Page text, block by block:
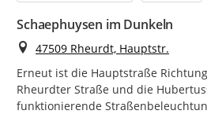
Schaephuysen im Dunkeln
Ort
47509 Rheurdt, Hauptstr.
Erneut ist die Hauptstraße
Rheurdter Straße und die
funktionierende